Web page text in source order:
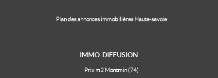
Plan des annonces immobilières Haute-savoie
IMMO-DIFFUSION
Prix m2 Montmin (74)